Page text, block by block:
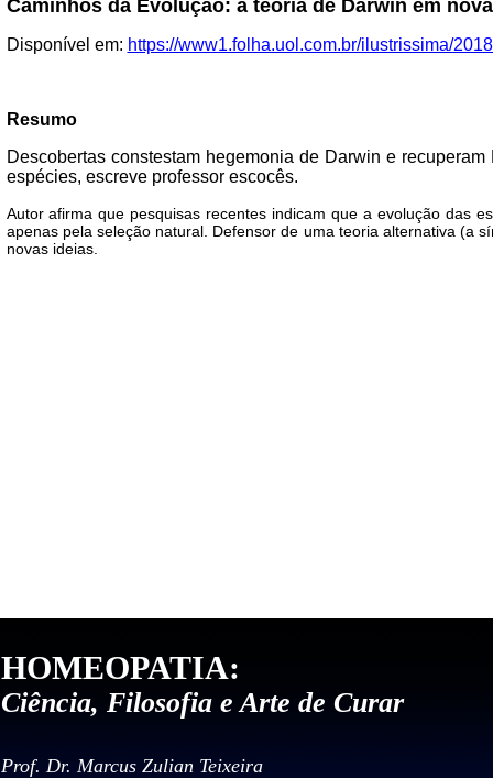
Caminhos da Evolução: a teoria de Darwin em
Disponível em: https://www1.folha.uol.com.br/ilustrissima/
Resumo
Descobertas constestam hegemonia de Darwin e
espécies, escreve professor escocês.
Autor afirma que pesquisas recentes indicam que a evolução das
apenas pela seleção natural. Defensor de uma teoria alternativa (a
novas ideias.
HOMEOPATIA:
Ciência, Filosofia e Arte de Curar
Prof. Dr. Marcus Zulian Teixeira